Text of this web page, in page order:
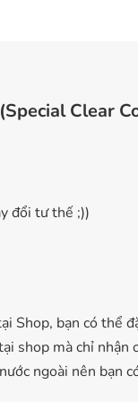
Clear
đổi tư thế ;))
Shop, bạn có thể
shop mà chỉ nhận
ngoài nên bạn